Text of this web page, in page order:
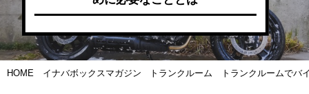
HOME イナバボックスマガジン トランクルーム トランクルームでバ